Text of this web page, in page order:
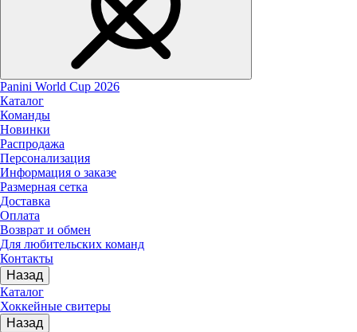
Panini World Cup 2026
Каталог
Команды
Новинки
Распродажа
Персонализация
Информация о заказе
Размерная сетка
Доставка
Оплата
Возврат и обмен
Для любительских команд
Контакты
Назад
Каталог
Хоккейные свитеры
Назад